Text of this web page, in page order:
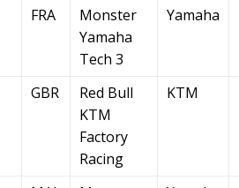
FRA
Monster
Yamaha
Tech 3
Yamaha
GBR
Red Bull
KTM
Factory
Racing
KTM